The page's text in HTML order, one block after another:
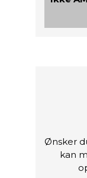
Ønsker
kan